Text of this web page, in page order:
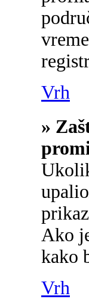
Vrh
»
Ako
kako
Vrh